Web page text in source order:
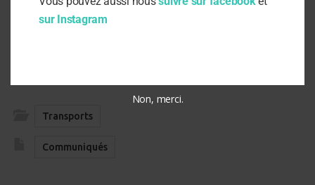
Transports
Communiqués
sur Instagram
Non, merci.